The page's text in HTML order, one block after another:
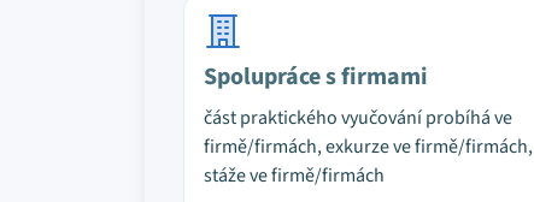
Spolupráce s firmami
část praktického vyučování probíhá ve
firmě/firmách, exkurze ve firmě/firmách,
stáže ve firmě/firmách